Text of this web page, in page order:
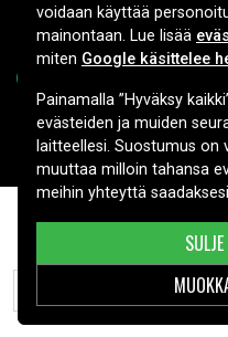
Copyright ©
voidaan käyttää
mainontaan. Lue lisää
miten Google käsittelee
Painamalla ”Hyväksy
evästeiden ja muiden
laitteellesi. Suostumus on
muuttaa milloin tahansa
meihin yhteyttä